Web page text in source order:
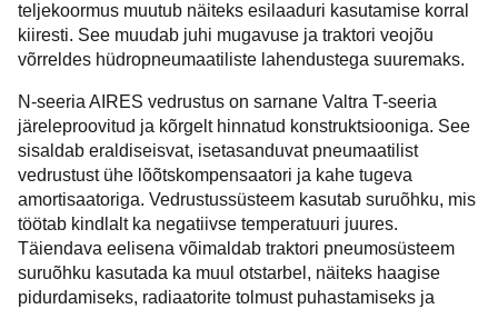
teljekoormus muutub näiteks esilaaduri kasutamise korral
kiiresti. See muudab juhi mugavuse ja traktori veojõu
võrreldes hüdropneumaatiliste lahendustega suuremaks.
N-seeria AIRES vedrustus on sarnane Valtra T-seeria
järeleproovitud ja kõrgelt hinnatud konstruktsiooniga. See
sisaldab eraldiseisvat, isetasanduvat pneumaatilist
vedrustust ühe lõõtskompensaatori ja kahe tugeva
amortisaatoriga. Vedrustussüsteem kasutab suruõhku, mis
töötab kindlalt ka negatiivse temperatuuri juures.
Täiendava eelisena võimaldab traktori pneumosüsteem
suruõhku kasutada ka muul otstarbel, näiteks haagise
pidurdamiseks, radiaatorite tolmust puhastamiseks ja